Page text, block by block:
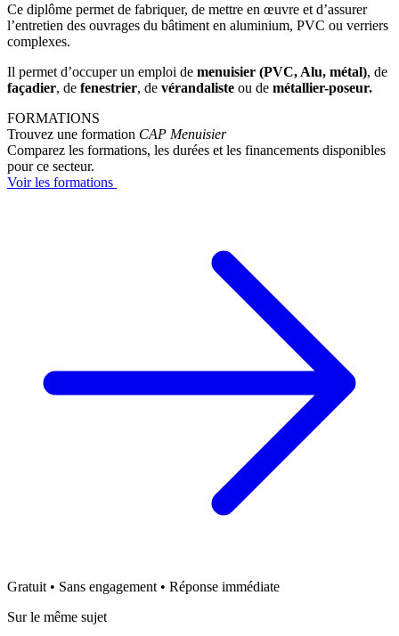
Ce diplôme permet de fabriquer, de mettre en œuvre et d’assurer
l’entretien des ouvrages du bâtiment en aluminium, PVC ou verriers
complexes.
Il permet d’occuper un emploi de menuisier (PVC, Alu, métal), de
façadier, de fenestrier, de vérandaliste ou de métallier-poseur.
FORMATIONS
Trouvez une formation CAP Menuisier
Comparez les formations, les durées et les financements disponibles
pour ce secteur.
Voir les formations
Gratuit • Sans engagement • Réponse immédiate
Sur le même sujet